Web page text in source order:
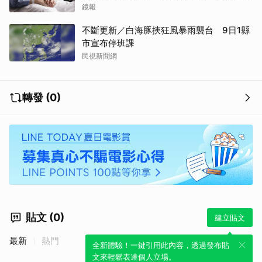
做決定
鏡報
不斷更新／白海豚挾狂風暴雨襲台 9日1縣
市宣布停班課
民視新聞網
轉發 (0)
貼文 (0) 建立貼文
全新體驗！一鍵引用此內容，透過發布貼
文來輕鬆表達個人立場。
最新 熱門